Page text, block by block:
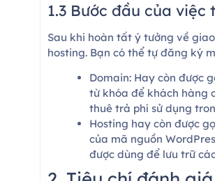
1.3 Bước đầu của
Sau khi hoàn tất ý tưởng về
hosting. Bạn có thể tự đăng ký
Domain: Hay còn được
từ khóa để khách hàng
thuê trả phí sử dụng
Hosting hay còn được
của mã nguồn
được dùng để lưu trữ